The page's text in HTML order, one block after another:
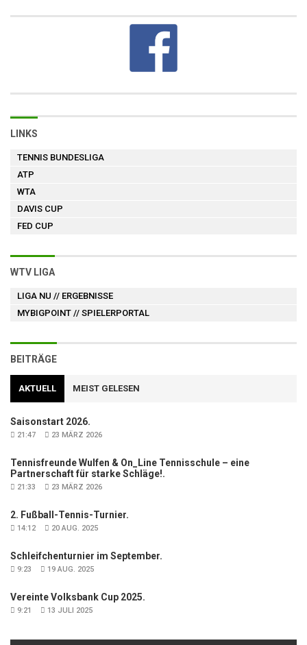
LINKS
TENNIS BUNDESLIGA
ATP
WTA
DAVIS CUP
FED CUP
WTV LIGA
LIGA NU // ERGEBNISSE
MYBIGPOINT // SPIELERPORTAL
BEITRÄGE
AKTUELL MEIST GELESEN
Saisonstart 2026.
21:47 23 MÄRZ 2026
Tennisfreunde Wulfen & On_Line Tennisschule – eine
Partnerschaft für starke Schläge!.
21:33 23 MÄRZ 2026
2. Fußball-Tennis-Turnier.
14:12 20 AUG. 2025
Schleifchenturnier im September.
9:23 19 AUG. 2025
Vereinte Volksbank Cup 2025.
9:21 13 JULI 2025